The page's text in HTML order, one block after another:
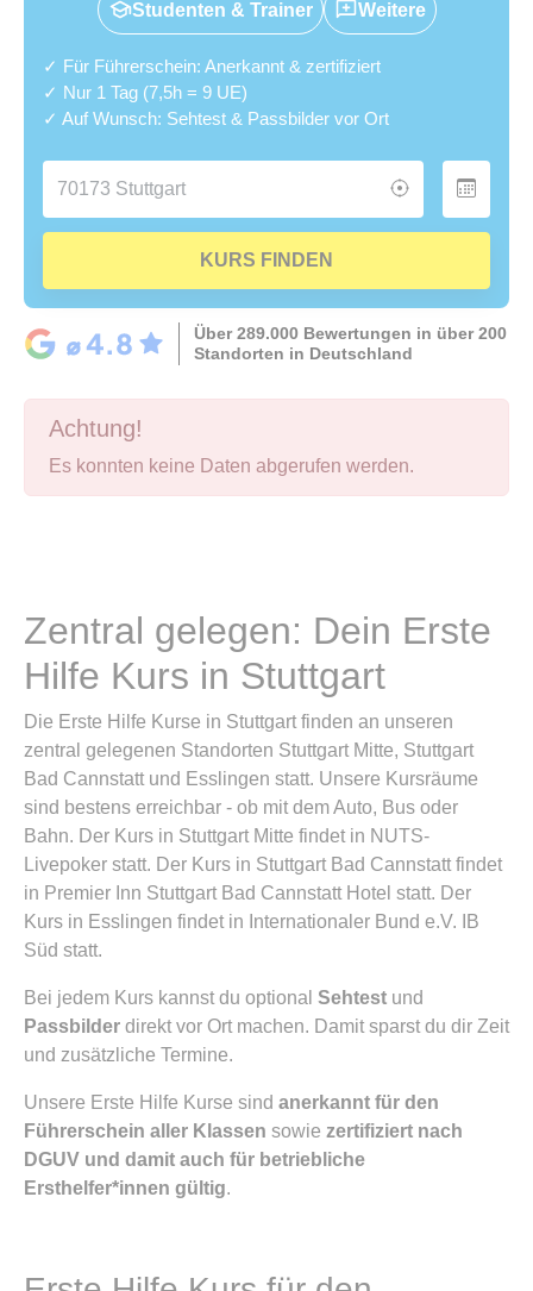
Studenten & Trainer Weitere
✓ Für Führerschein: Anerkannt & zertifiziert
✓ Nur 1 Tag (7,5h = 9 UE)
✓ Auf Wunsch: Sehtest & Passbilder vor Ort
KURS FINDEN
Über 289.000 Bewertungen in über 200
Standorten in Deutschland
Achtung!
Es konnten keine Daten abgerufen werden.
Zentral gelegen: Dein Erste
Hilfe Kurs in Stuttgart
Die Erste Hilfe Kurse in Stuttgart finden an unseren
zentral gelegenen Standorten Stuttgart Mitte, Stuttgart
Bad Cannstatt und Esslingen statt. Unsere Kursräume
sind bestens erreichbar - ob mit dem Auto, Bus oder
Bahn. Der Kurs in Stuttgart Mitte findet in NUTS-
Livepoker statt. Der Kurs in Stuttgart Bad Cannstatt findet
in Premier Inn Stuttgart Bad Cannstatt Hotel statt. Der
Kurs in Esslingen findet in Internationaler Bund e.V. IB
Süd statt.
Bei jedem Kurs kannst du optional Sehtest und
Passbilder direkt vor Ort machen. Damit sparst du dir Zeit
und zusätzliche Termine.
Unsere Erste Hilfe Kurse sind anerkannt für den
Führerschein aller Klassen sowie zertifiziert nach
DGUV und damit auch für betriebliche
Ersthelfer*innen gültig.